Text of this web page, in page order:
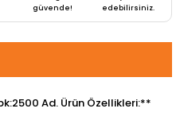
güvende!
edebilirsiniz.
Ad. Ürün Özellikleri:**